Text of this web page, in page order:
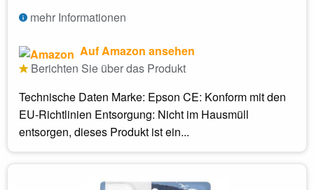
mehr Informationen
Auf Amazon ansehen
Berichten Sie über das Produkt
Technische Daten Marke: Epson CE: Konform mit den
EU-Richtlinien Entsorgung: Nicht im Hausmüll
entsorgen, dieses Produkt ist ein...